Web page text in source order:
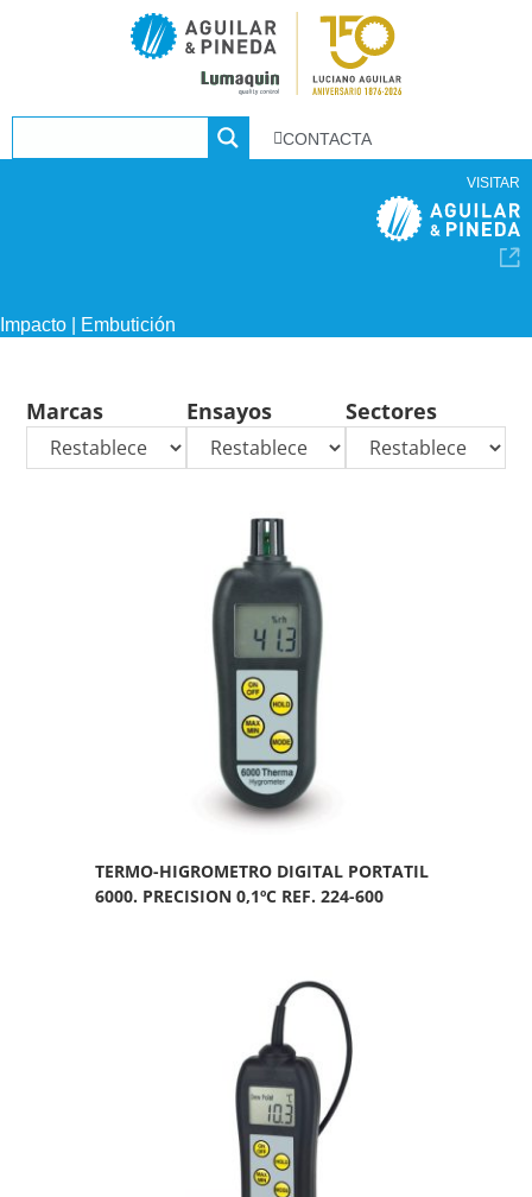
CONTACTA
VISITAR
Impacto | Embutición
Marcas Ensayos Sectores
TERMO-HIGROMETRO DIGITAL PORTATIL
6000. PRECISION 0,1ºC REF. 224-600